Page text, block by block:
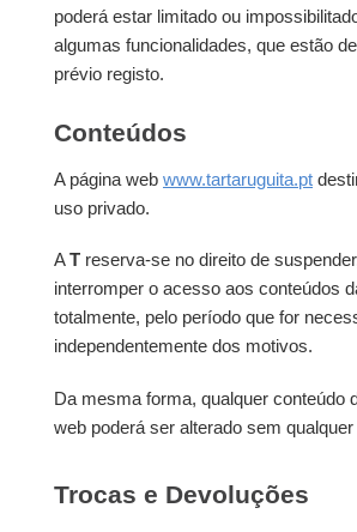
poderá estar limitado ou
algumas funcionalidades, que estão
prévio registo.
Conteúdos
A página web www.tartaruguita.pt
uso privado.
AT reserva-se no direito de
interromper o acesso aos conteúdos
totalmente, pelo período que for
independentemente dos motivos.
Da mesma forma, qualquer conteúdo
web poderá ser alterado sem
Trocas e Devoluções